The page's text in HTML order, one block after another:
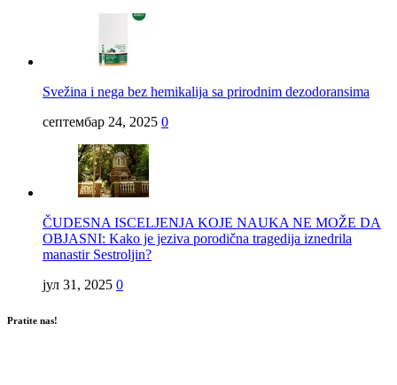
Svežina i nega bez hemikalija sa prirodnim dezodoransima
септембар 24, 2025 0
ČUDESNA ISCELJENJA KOJE NAUKA NE MOŽE DA
OBJASNI: Kako je jeziva porodična tragedija iznedrila
manastir Sestroljin?
јул 31, 2025 0
Pratite nas!